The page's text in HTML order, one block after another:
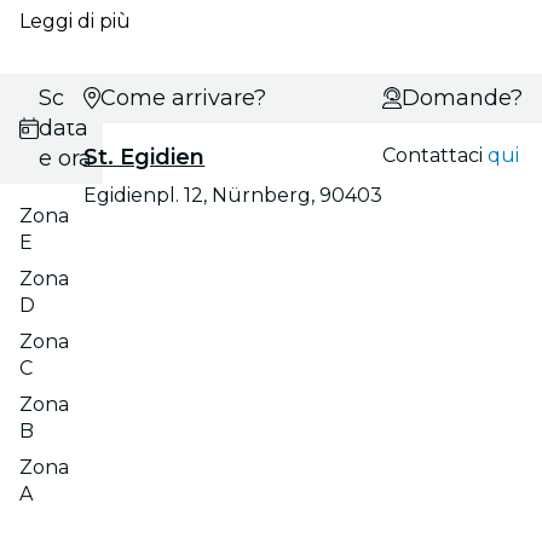
Leggi di più
Scegli
data
e ora
Zona
E
Zona
D
Zona
C
Zona
B
Zona
A
Come arrivare?
St. Egidien
Egidienpl. 12, Nürnberg, 90403
Domande?
Contattaciqui